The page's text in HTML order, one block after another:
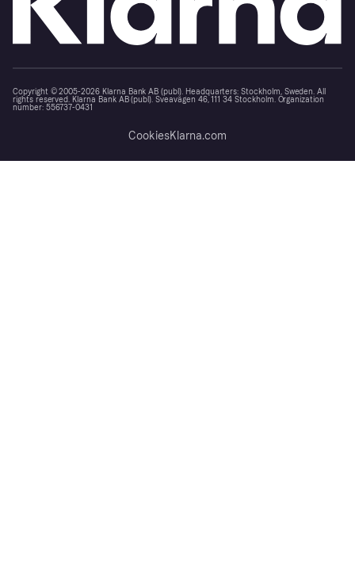
Copyright © 2005-2026 Klarna Bank AB (publ). Headquarters: Stockholm, Sweden. All
rights reserved. Klarna Bank AB (publ). Sveavägen 46, 111 34 Stockholm. Organization
number: 556737-0431
CookiesKlarna.com